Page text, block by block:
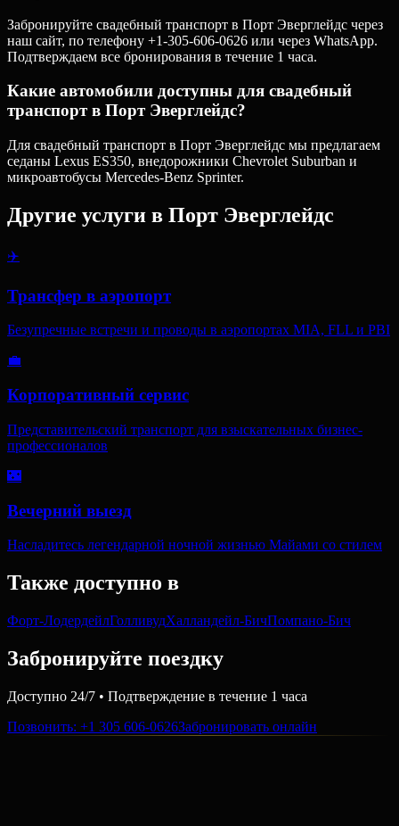
Забронируйте свадебный транспорт в Порт Эверглейдс через
наш сайт, по телефону +1-305-606-0626 или через WhatsApp.
Подтверждаем все бронирования в течение 1 часа.
Какие автомобили доступны для свадебный
транспорт в Порт Эверглейдс?
Для свадебный транспорт в Порт Эверглейдс мы предлагаем
седаны Lexus ES350, внедорожники Chevrolet Suburban и
микроавтобусы Mercedes-Benz Sprinter.
Другие услуги в Порт Эверглейдс
✈️
Трансфер в аэропорт
Безупречные встречи и проводы в аэропортах MIA, FLL и PBI
💼
Корпоративный сервис
Представительский транспорт для взыскательных бизнес-
профессионалов
🌃
Вечерний выезд
Насладитесь легендарной ночной жизнью Майами со стилем
Также доступно в
Форт-ЛодердейлГолливудХалландейл-БичПомпано-Бич
Забронируйте поездку
Доступно 24/7 • Подтверждение в течение 1 часа
Позвонить: +1 305 606-0626Забронировать онлайн